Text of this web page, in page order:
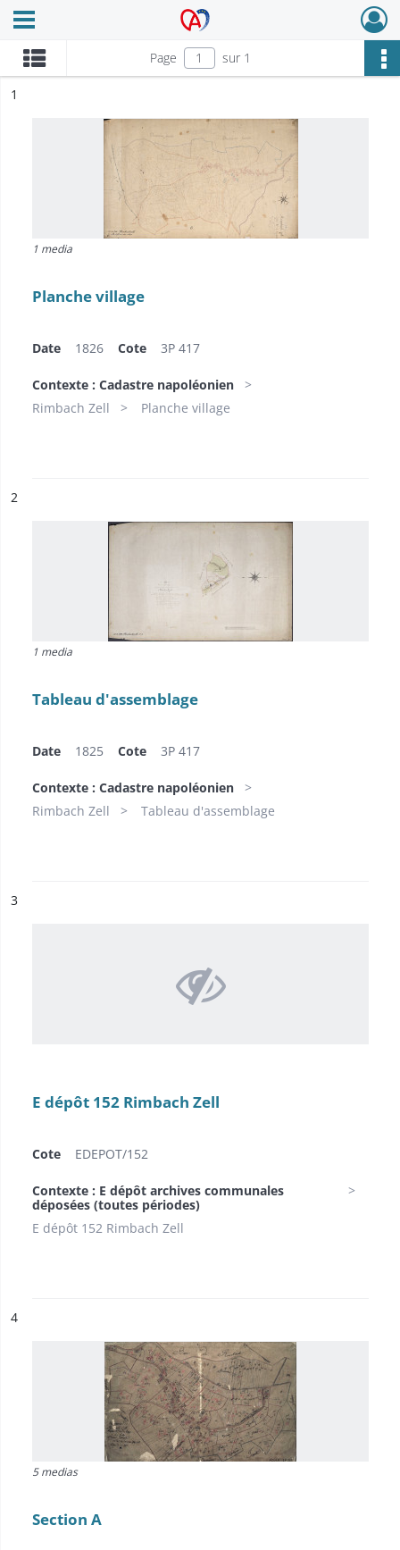
Archives Alsace - Colmar
Ouvrir le menu déroulant
Page sur 1
n°
1
1 media
Planche village
Date 1826 Cote 3P 417
Contexte : Cadastre napoléonien
Rimbach Zell
Planche village
n°
2
1 media
Tableau d'assemblage
Date 1825 Cote 3P 417
Contexte : Cadastre napoléonien
Rimbach Zell
Tableau d'assemblage
n°
3
E dépôt 152 Rimbach Zell
Cote EDEPOT/152
Contexte : E dépôt archives communales
déposées (toutes périodes)
E dépôt 152 Rimbach Zell
n°
4
5 medias
Section A